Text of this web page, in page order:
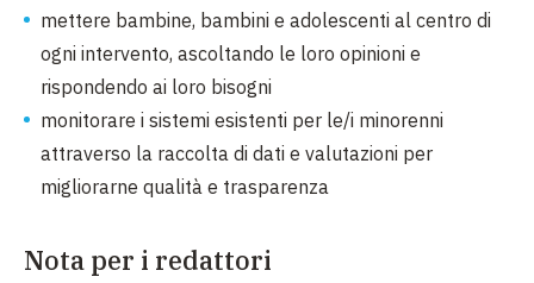
mettere bambine, bambini e adolescenti al centro di
ogni intervento, ascoltando le loro opinioni e
rispondendo ai loro bisogni
monitorare i sistemi esistenti per le/i minorenni
attraverso la raccolta di dati e valutazioni per
migliorarne qualità e trasparenza
Nota per i redattori